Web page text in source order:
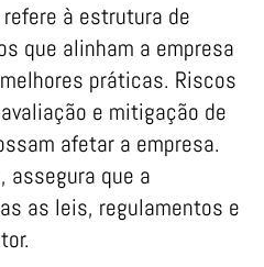
à estrutura de
que alinham a empresa
práticas. Riscos
e mitigação de
afetar a empresa.
assegura que a
as leis, regulamentos e